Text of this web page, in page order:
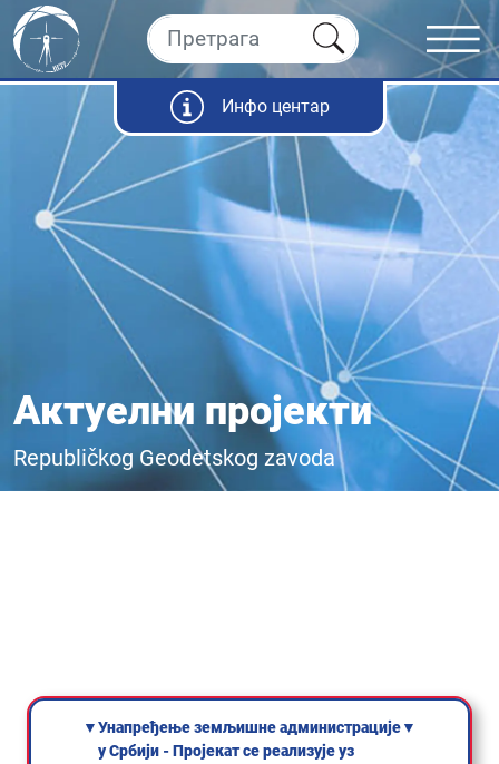
Инфо центар
Актуелни пројекти
Republičkog Geodetskog zavoda
▼Унапређење земљишне администрације
у Србији - Пројекат се реализује уз
▼